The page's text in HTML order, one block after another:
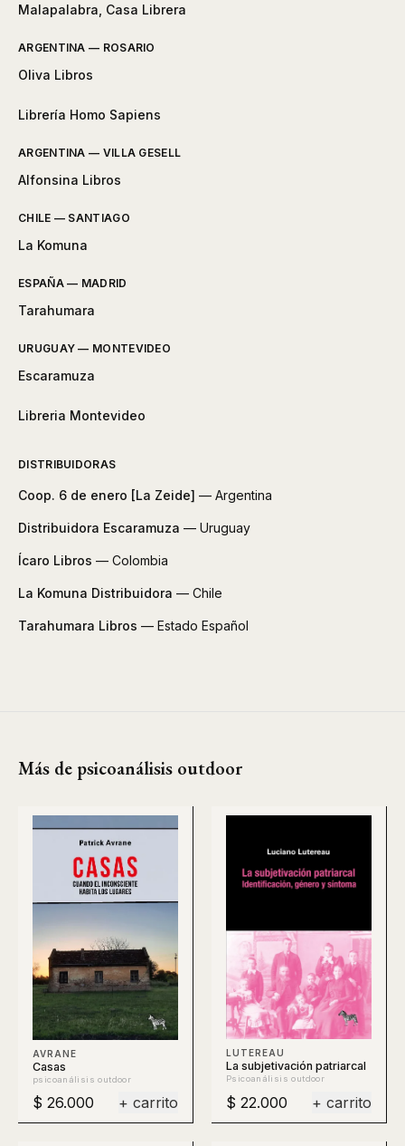
Malapalabra, Casa Librera
ARGENTINA — ROSARIO
Oliva Libros
Librería Homo Sapiens
ARGENTINA — VILLA GESELL
Alfonsina Libros
CHILE — SANTIAGO
La Komuna
ESPAÑA — MADRID
Tarahumara
URUGUAY — MONTEVIDEO
Escaramuza
Libreria Montevideo
DISTRIBUIDORAS
Coop. 6 de enero [La Zeide] — Argentina
Distribuidora Escaramuza — Uruguay
Ícaro Libros — Colombia
La Komuna Distribuidora — Chile
Tarahumara Libros — Estado Español
Más de psicoanálisis outdoor
AVRANE
Casas
psicoanálisis outdoor
$ 26.000 + carrito
LUTEREAU
La subjetivación patriarcal
Psicoanálisis outdoor
$ 22.000 + carrito